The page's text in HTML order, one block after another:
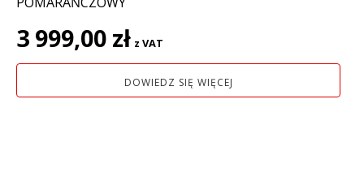
3 999,00 zł z VAT
DOWIEDZ SIĘ WIĘCEJ